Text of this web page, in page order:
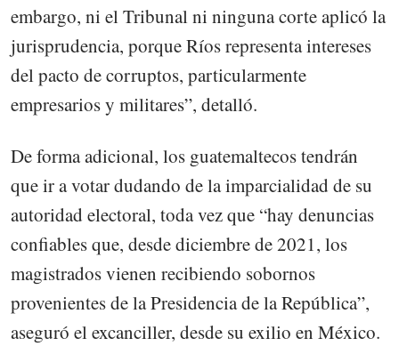
embargo, ni el Tribunal ni ninguna corte aplicó la
jurisprudencia, porque Ríos representa intereses
del pacto de corruptos, particularmente
empresarios y militares”, detalló.
De forma adicional, los guatemaltecos tendrán
que ir a votar dudando de la imparcialidad de su
autoridad electoral, toda vez que “hay denuncias
confiables que, desde diciembre de 2021, los
magistrados vienen recibiendo sobornos
provenientes de la Presidencia de la República”,
aseguró el excanciller, desde su exilio en México.